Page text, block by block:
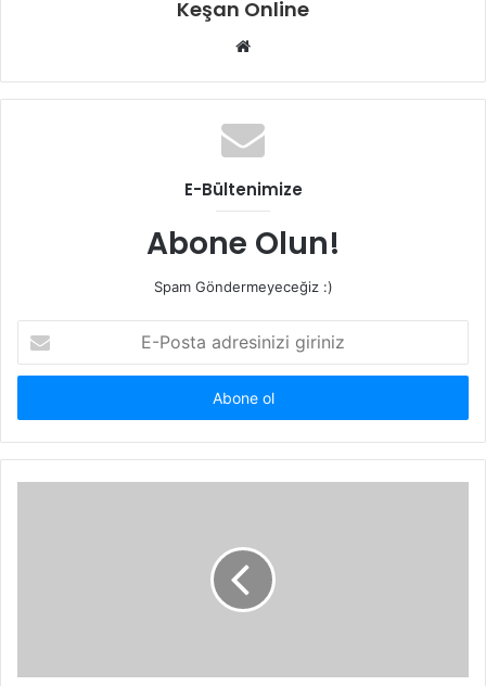
Keşan Online
Web
E-Bültenimize
Abone Olun!
Spam Göndermeyeceğiz :)
Posta
adresinizi